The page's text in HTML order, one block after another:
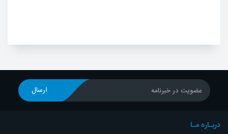
عضویت در خبرنامه ارسال
دربـاره مـا